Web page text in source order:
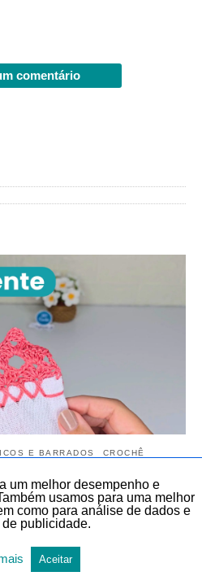
comentário
E BARRADOS CROCHÊ
TEMAS DIVERSOS
Simples e bonito
um melhor desempenho e
usamos para uma melhor
como para análise de dados e
de publicidade.
Aceitar